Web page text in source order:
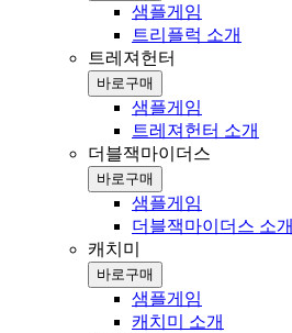
샘플게임
트리플럭 소개
트레져헌터
바로구매
샘플게임
트레져헌터 소개
더블잭마이더스
바로구매
샘플게임
더블잭마이더스 소개
캐치미
바로구매
샘플게임
캐치미 소개